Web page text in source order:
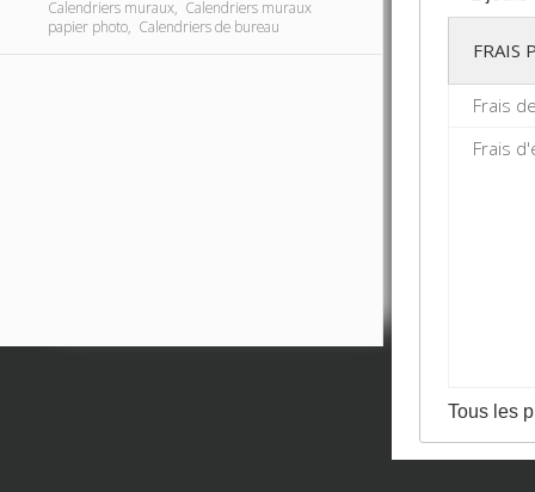
Calendriers muraux, Calendriers muraux
papier photo, Calendriers de bureau
FRAIS
Frais
Frais
Tous les